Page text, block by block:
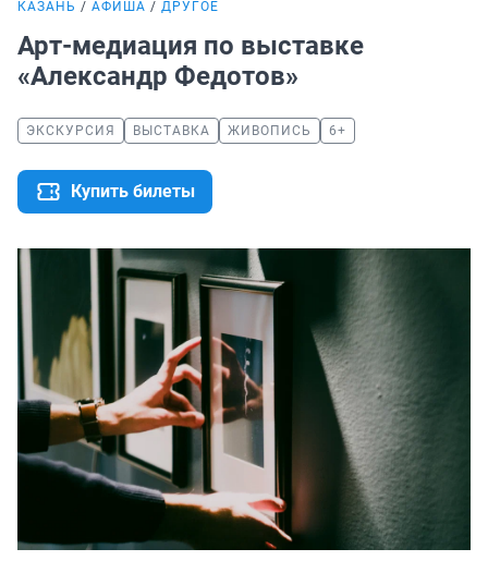
КАЗАНЬ АФИША ДРУГОЕ
Арт-медиация по выставке
«Александр Федотов»
ЭКСКУРСИЯ ВЫСТАВКА ЖИВОПИСЬ 6+
Купить билеты